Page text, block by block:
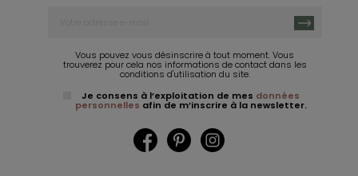
Vous pouvez vous désinscrire à tout moment. Vous
trouverez pour cela nos informations de contact dans les
conditions d'utilisation du site.
Je consens à l’exploitation de mes données
personnelles afin de m’inscrire à la newsletter.
FacebookPinterest